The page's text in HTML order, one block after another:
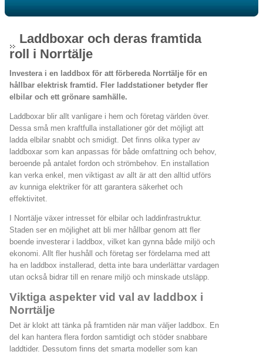
Laddboxar och deras framtida
roll i Norrtälje
Investera i en laddbox för att förbereda Norrtälje för en
hållbar elektrisk framtid. Fler laddstationer betyder fler
elbilar och ett grönare samhälle.
Laddboxar blir allt vanligare i hem och företag världen över.
Dessa små men kraftfulla installationer gör det möjligt att
ladda elbilar snabbt och smidigt. Det finns olika typer av
laddboxar som kan anpassas för både omfattning och behov,
beroende på antalet fordon och strömbehov. En installation
kan verka enkel, men viktigast av allt är att den alltid utförs
av kunniga elektriker för att garantera säkerhet och
effektivitet.
I Norrtälje växer intresset för elbilar och laddinfrastruktur.
Staden ser en möjlighet att bli mer hållbar genom att fler
boende investerar i laddbox, vilket kan gynna både miljö och
ekonomi. Allt fler hushåll och företag ser fördelarna med att
ha en laddbox installerad, detta inte bara underlättar vardagen
utan också bidrar till en renare miljö och minskade utsläpp.
Viktiga aspekter vid val av laddbox i
Norrtälje
Det är klokt att tänka på framtiden när man väljer laddbox. En
del kan hantera flera fordon samtidigt och stöder snabbare
laddtider. Dessutom finns det smarta modeller som kan